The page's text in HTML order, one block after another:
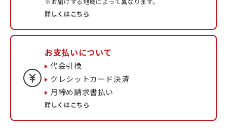
詳しくはこちら
お支払いについて
代金引換
クレシットカード決済
月締め請求書払い
詳しくはこちら